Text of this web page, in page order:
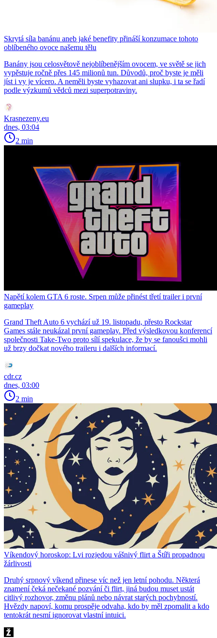
Skrytá síla banánu aneb jaké benefity přináší konzumace tohoto
oblíbeného ovoce našemu tělu
Banány jsou celosvětově nejoblíbenějším ovocem, ve světě se jich
vypěstuje ročně přes 145 milionů tun. Důvodů, proč byste je měli
jíst i vy je vícero. A neměli byste vyhazovat ani slupku, i ta se řadí
podle výzkumů vědců mezi superpotraviny.
Krasnezeny.eu
dnes, 03:04
2 min
Napětí kolem GTA 6 roste. Srpen může přinést třetí trailer i první
gameplay
Grand Theft Auto 6 vychází už 19. listopadu, přesto Rockstar
Games stále neukázal první gameplay. Před výsledkovou konferencí
společnosti Take-Two proto sílí spekulace, že by se fanoušci mohli
už brzy dočkat nového traileru i dalších informací.
cdr.cz
dnes, 03:00
2 min
Víkendový horoskop: Lvi rozjedou vášnivý flirt a Štíři propadnou
žárlivosti
Druhý srpnový víkend přinese víc než jen letní pohodu. Některá
znamení čeká nečekané pozvání či flirt, jiná budou muset ustát
citlivý rozhovor, změnu plánů nebo návrat starých pochybností.
Hvězdy napoví, komu prospěje odvaha, kdo by měl zpomalit a kdo
tentokrát nesmí ignorovat vlastní intuici.